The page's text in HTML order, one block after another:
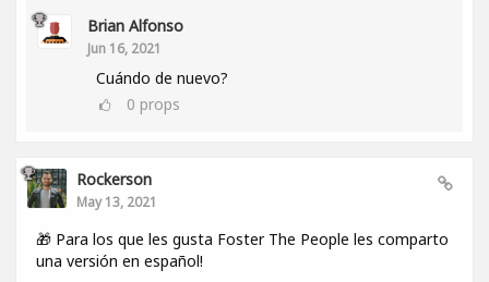
Brian Alfonso
Jun 16, 2021
Cuándo de nuevo?
0 props
Rockerson
May 13, 2021
🎁 Para los que les gusta Foster The People les comparto
una versión en español!